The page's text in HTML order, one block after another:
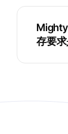
存要